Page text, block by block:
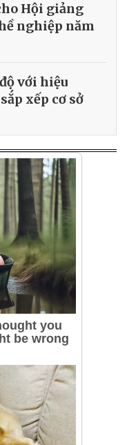
Hội giảng
nghiệp năm
với hiệu
xếp cơ sở